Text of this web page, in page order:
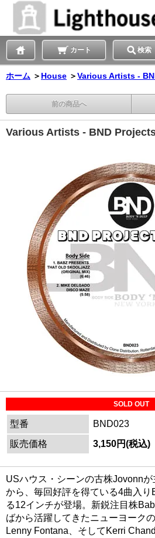
カート 検索
ホーム ＞ House ＞Various Artists -
前の商品へ
Various Artists - BND
SOLD OUT
型番
BND023
販売価格
3,150円(税込)
USハウス・シーンの古株Jovonn
から、毎回好評を得ている4曲入
る12インチが登場。新鋭注目株
ばから活躍してきたニューヨーク
Lenny Fontana、そしてKerri